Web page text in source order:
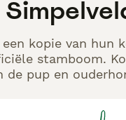
kopie van
stamboom.
de pup en